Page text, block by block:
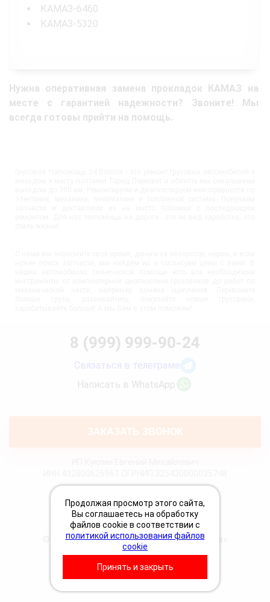
КАМАЗ-6460
КАМАЗ-5320
Нужна оперативная замена прокладок КАМАЗ на
месте с гарантией надежности? Звоните! Мы
всегда готовы прийти на помощь.
Политика Cookies
Пользовательское соглашение
© 2026 «Грузовая техпомощь 24 Вольта»
8 (999) 999-90-24
Связаться в телеграме
Написать в WhatsApp
ЗАКАЗАТЬ ЗВОНОК
Продолжая просмотр этого сайта,
Вы соглашаетесь на обработку
файлов cookie в соответствии с
политикой использования файлов
cookie
Принять и закрыть